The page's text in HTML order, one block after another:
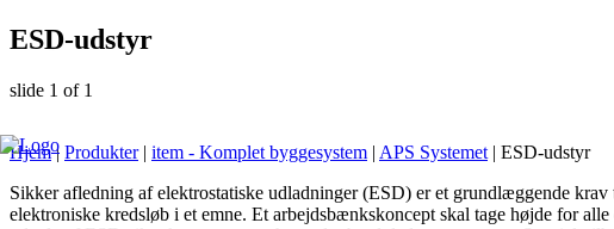
ESD-udstyr
slide 1 of 1
Hjem| Produkter| item - Komplet byggesystem | APS Systemet | ESD-udstyr
Sikker afledning af elektrostatiske udladninger (ESD) er et grundlæggende
elektroniske kredsløb i et emne. Et arbejdsbænkskoncept skal tage højde for